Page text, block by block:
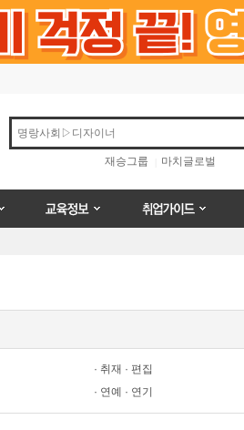
재승그룹 마치글로벌
· 취재 · 편집
· 연예 · 연기